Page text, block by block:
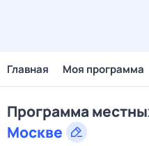
Главная Моя программа
Программа
Москве